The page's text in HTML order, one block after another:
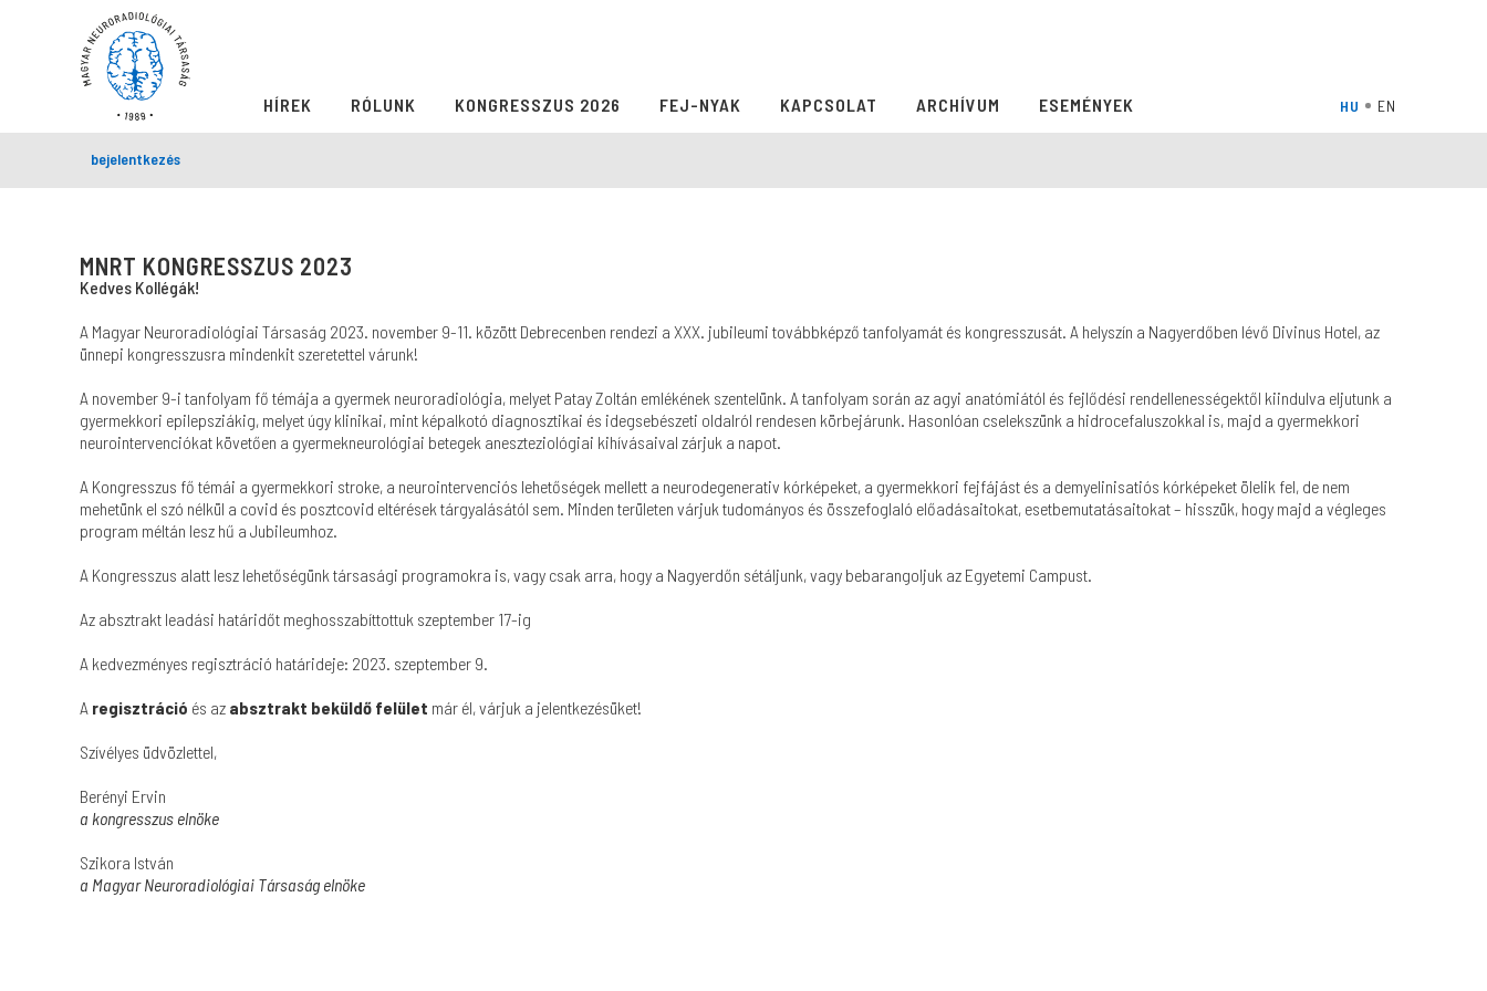
HÍREK RÓLUNK KONGRESSZUS 2026 FEJ-NYAK KAPCSOLAT ARCHÍVUM ESEMÉNYEK
bejelentkezés
MNRT KONGRESSZUS 2023
Kedves Kollégák!
A Magyar Neuroradiológiai Társaság 2023. november 9-11. között Debrecenben rendezi a XXX. jubileumi továbbképző tanfolyamát és kongresszusát. A helyszín a Nagyerdőben lévő Divinus Hotel, az
ünnepi kongresszusra mindenkit szeretettel várunk!
A november 9-i tanfolyam fő témája a gyermek neuroradiológia, melyet Patay Zoltán emlékének szentelünk. A tanfolyam során az agyi anatómiától és fejlődési rendellenességektől kiindulva eljutunk a
gyermekkori epilepsziákig, melyet úgy klinikai, mint képalkotó diagnosztikai és idegsebészeti oldalról rendesen körbejárunk. Hasonlóan cselekszünk a hidrocefaluszokkal is, majd a gyermekkori
neurointervenciókat követően a gyermekneurológiai betegek aneszteziológiai kihívásaival zárjuk a napot.
A Kongresszus fő témái a gyermekkori stroke, a neurointervenciós lehetőségek mellett a neurodegenerativ kórképeket, a gyermekkori fejfájást és a demyelinisatiós kórképeket ölelik fel, de nem
mehetünk el szó nélkül a covid és posztcovid eltérések tárgyalásától sem. Minden területen várjuk tudományos és összefoglaló előadásaitokat, esetbemutatásaitokat – hisszük, hogy majd a végleges
program méltán lesz hű a Jubileumhoz.
A Kongresszus alatt lesz lehetőségünk társasági programokra is, vagy csak arra, hogy a Nagyerdőn sétáljunk, vagy bebarangoljuk az Egyetemi Campust.
Az absztrakt leadási határidőt meghosszabíttottuk szeptember 17-ig
A kedvezményes regisztráció határideje: 2023. szeptember 9.
A regisztráció és az absztrakt beküldő felület már él, várjuk a jelentkezésüket!
Szívélyes üdvözlettel,
Berényi Ervin
a kongresszus elnöke
Szikora István
a Magyar Neuroradiológiai Társaság elnöke